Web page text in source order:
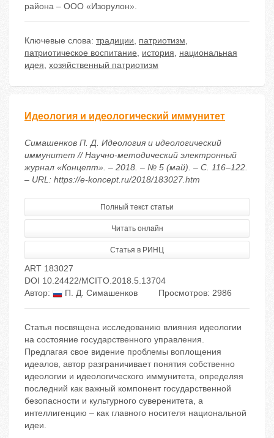
района – ООО «Изорулон».
Ключевые слова: традиции, патриотизм,
патриотическое воспитание, история, национальная
идея, хозяйственный патриотизм
Идеология и идеологический иммунитет
Симашенков П. Д. Идеология и идеологический
иммунитет // Научно-методический электронный
журнал «Концепт». – 2018. – № 5 (май). – С. 116–122.
– URL: https://e-koncept.ru/2018/183027.htm
Полный текст статьи
Читать онлайн
Статья в РИНЦ
ART 183027
DOI 10.24422/MCITO.2018.5.13704
Автор:
П. Д. Симашенков Просмотров: 2986
Статья посвящена исследованию влияния идеологии
на состояние государственного управления.
Предлагая свое видение проблемы воплощения
идеалов, автор разграничивает понятия собственно
идеологии и идеологического иммунитета, определяя
последний как важный компонент государственной
безопасности и культурного суверенитета, а
интеллигенцию – как главного носителя национальной
идеи.